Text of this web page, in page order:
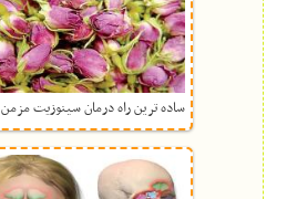
ساده ترین راه درمان سینوزیت مزمن